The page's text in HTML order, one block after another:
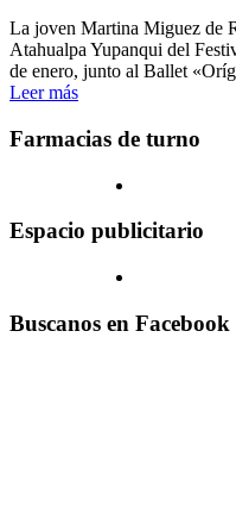
La joven Martina Miguez de
Atahualpa Yupanqui del
de enero, junto al Ballet
Leer más
Farmacias de turno
Espacio publicitario
Buscanos en Facebook